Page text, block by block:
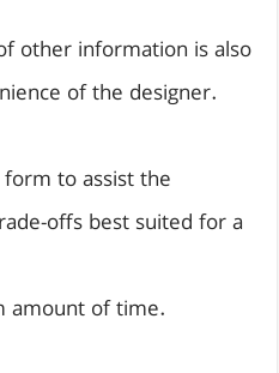
other information is also
of the designer.
to assist the
offs best suited for a
amount of time.